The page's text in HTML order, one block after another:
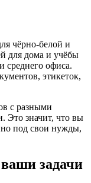
чёрно-белой и
для дома и учёбы
среднего офиса.
этикеток,
с разными
Это значит, что вы
под свои нужды,
задачи